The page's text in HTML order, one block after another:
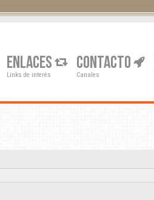
ENLACES
Links de interés
CONTACTO
Canales